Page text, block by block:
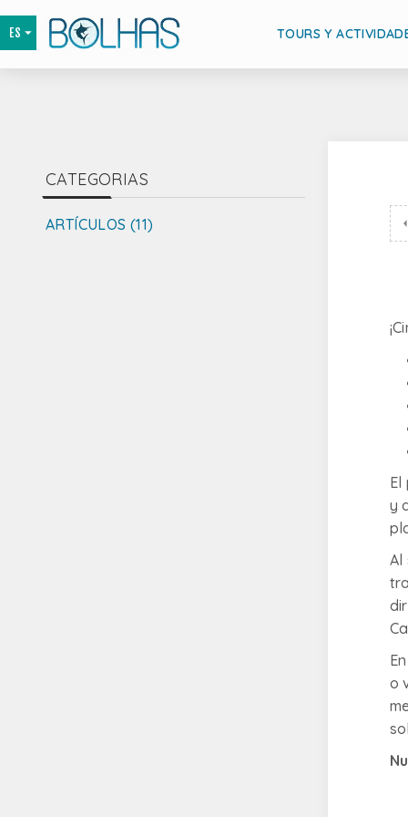
TOURS Y
El
y
Al
o
CATEGORIAS
ARTÍCULOS (11)